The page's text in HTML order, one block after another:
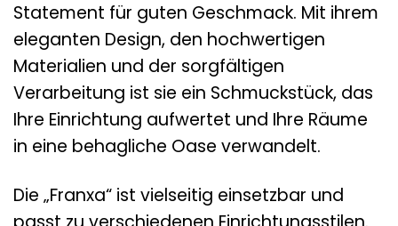
Statement für guten Geschmack. Mit ihrem
eleganten Design, den hochwertigen
Materialien und der sorgfältigen
Verarbeitung ist sie ein Schmuckstück, das
Ihre Einrichtung aufwertet und Ihre Räume
in eine behagliche Oase verwandelt.
Die „Franxa“ ist vielseitig einsetzbar und